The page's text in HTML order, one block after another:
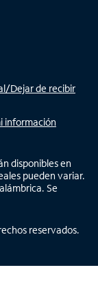
Dejar de recibir
información
disponibles en
pueden variar.
Se
reservados.